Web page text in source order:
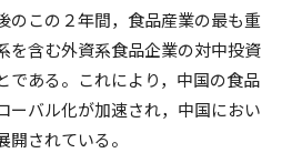
この２年間，食品産業の最も重
を含む外資系食品企業の対中投資
である。これにより，中国の食品
ーバル化が加速され，中国におい
されている。